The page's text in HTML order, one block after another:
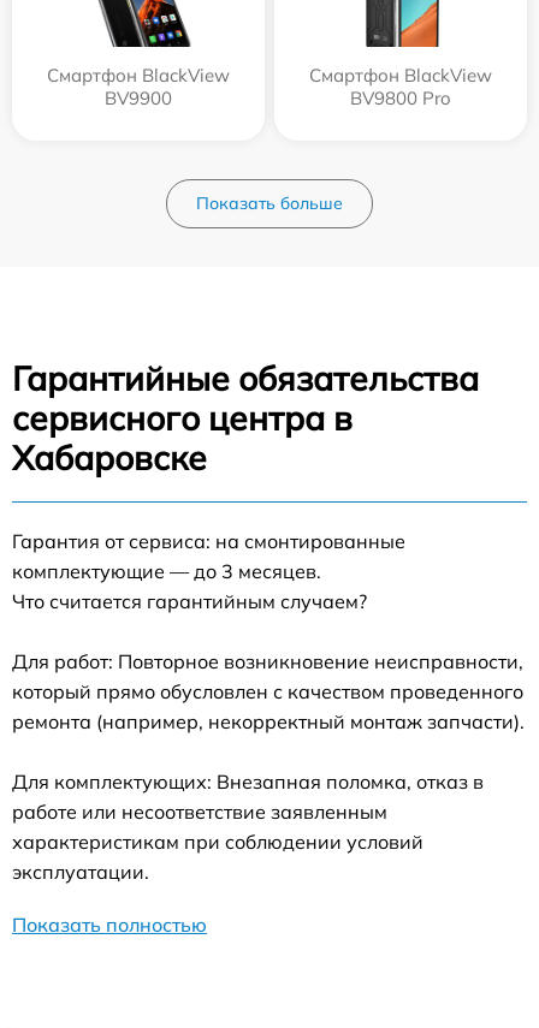
Смартфон BlackView
BV9900
Смартфон BlackView
BV9800 Pro
Показать больше
Гарантийные обязательства
сервисного центра в
Хабаровске
Гарантия от сервиса: на смонтированные
комплектующие — до 3 месяцев.
Что считается гарантийным случаем?
Для работ: Повторное возникновение неисправности,
который прямо обусловлен с качеством проведенного
ремонта (например, некорректный монтаж запчасти).
Для комплектующих: Внезапная поломка, отказ в
работе или несоответствие заявленным
характеристикам при соблюдении условий
эксплуатации.
Показать полностью